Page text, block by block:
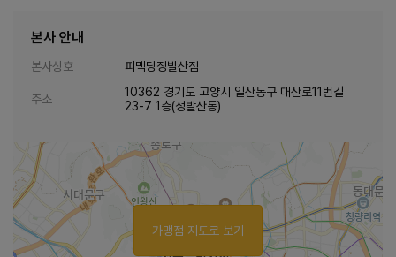
본사 안내
본사상호 피맥당정발산점
주소
10362 경기도 고양시 일산동구 대산로11번길
23-7 1층(정발산동)
가맹점 지도로 보기